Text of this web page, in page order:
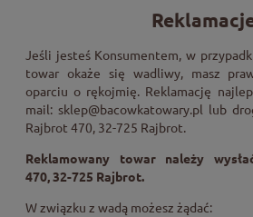
Jeśli jesteś Konsumentem, w
towar okaże się wadliwy, masz
oparciu o rękojmię. Reklamację
mail: sklep@bacowkatowary.pl lub
Rajbrot 470, 32-725 Rajbrot.
Reklamowany towar należy
470, 32-725 Rajbrot.
W związku z wadą możesz żądać: